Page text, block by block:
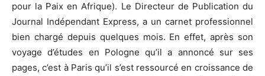
pour la Paix en Afrique). Le Directeur de Publication du
Journal Indépendant Express, a un carnet professionnel
bien chargé depuis quelques mois. En effet, après son
voyage d’études en Pologne qu’il a annoncé sur ses
pages, c’est à Paris qu’il s’est ressourcé en croissance de